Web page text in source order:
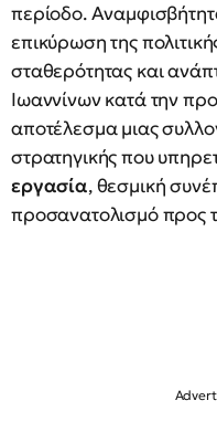
περίοδο.
επικύρωση της
σταθερότητας και
Ιωαννίνων κατά την
αποτέλεσμα μιας
στρατηγικής που
εργασία, θεσμική
προσανατολισμό προς